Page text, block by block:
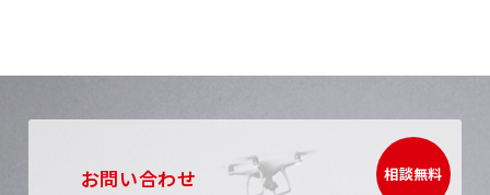
ジ
お問い合わせ 相談無料